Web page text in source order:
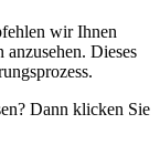
wir Ihnen
Dieses
Dann klicken Sie